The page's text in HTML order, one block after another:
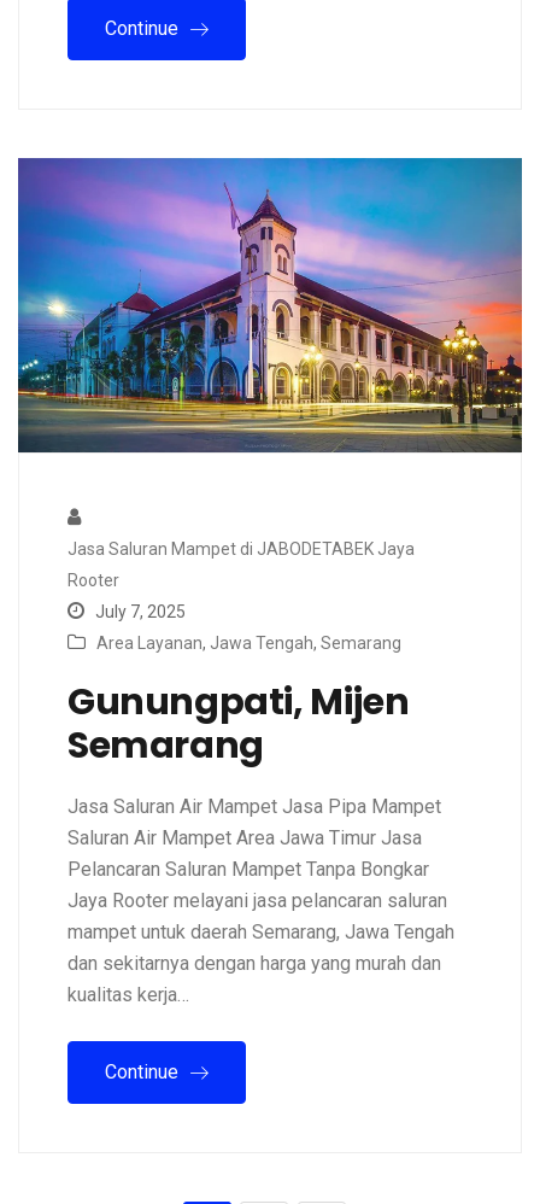
Continue
Jasa Saluran Mampet di JABODETABEK Jaya
Rooter
July 7, 2025
Area Layanan, Jawa Tengah, Semarang
Gunungpati, Mijen
Semarang
Jasa Saluran Air Mampet Jasa Pipa Mampet
Saluran Air Mampet Area Jawa Timur Jasa
Pelancaran Saluran Mampet Tanpa Bongkar
Jaya Rooter melayani jasa pelancaran saluran
mampet untuk daerah Semarang, Jawa Tengah
dan sekitarnya dengan harga yang murah dan
kualitas kerja…
Continue